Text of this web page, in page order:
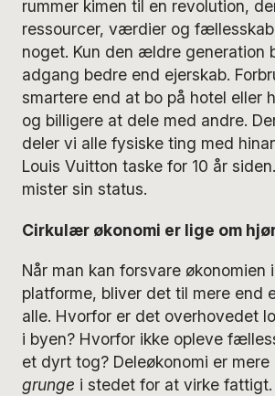
rummer kimen til en revolution,
ressourcer, værdier og
noget. Kun den ældre generation
adgang bedre end ejerskab.
smartere end at bo på hotel
og billigere at dele med andre.
deler vi alle fysiske ting med
Louis Vuitton taske for 10 år
mister sin status.
Cirkulær økonomi er lige om
Når man kan forsvare
platforme, bliver det til mere
alle. Hvorfor er det overhovedet
i byen? Hvorfor ikke opleve
et dyrt tog? Deleøkonomi er
grunge i stedet for at virke